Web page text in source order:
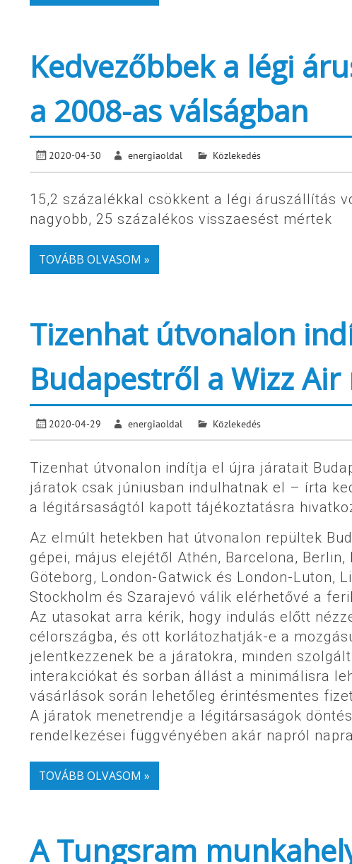
Kedvezőbbek a légi
a 2008-as válságban
2020-04-30 energiaoldal Közlekedés
15,2 százalékkal csökkent a légi áruszállítás
nagyobb, 25 százalékos visszaesést mértek
TOVÁBB OLVASOM »
Tizenhat útvonalon
Budapestről a Wizz
2020-04-29 energiaoldal Közlekedés
Tizenhat útvonalon indítja el újra járatait
járatok csak júniusban indulhatnak el – írta
a légitársaságtól kapott tájékoztatásra
Az elmúlt hetekben hat útvonalon repültek
gépei, május elejétől Athén, Barcelona, Berlin,
Göteborg, London-Gatwick és London-Luton,
Stockholm és Szarajevó válik elérhetővé a
Az utasokat arra kérik, hogy indulás előtt
célországba, és ott korlátozhatják-e a
jelentkezzenek be a járatokra, minden
interakciókat és sorban állást a minimálisra
vásárlások során lehetőleg érintésmentes
A járatok menetrendje a légitársaságok
rendelkezései függvényében akár napról
TOVÁBB OLVASOM »
A Tungsram